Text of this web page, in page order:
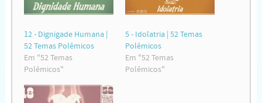
12 - Dignigade Humana |
52 Temas Polêmicos
Em "52 Temas
Polêmicos"
5 - Idolatria | 52 Temas
Polêmicos
Em "52 Temas
Polêmicos"